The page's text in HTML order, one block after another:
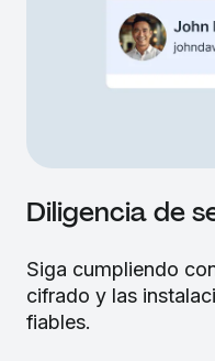
Diligencia de
Siga cumpliendo
cifrado y las
fiables.